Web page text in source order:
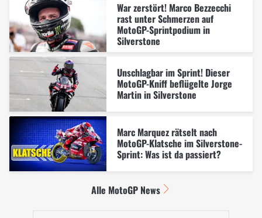
War zerstört! Marco Bezzecchi
rast unter Schmerzen auf
MotoGP-Sprintpodium in
Silverstone
Unschlagbar im Sprint! Dieser
MotoGP-Kniff beflügelte Jorge
Martin in Silverstone
Marc Marquez rätselt nach
MotoGP-Klatsche im Silverstone-
Sprint: Was ist da passiert?
Alle MotoGP News